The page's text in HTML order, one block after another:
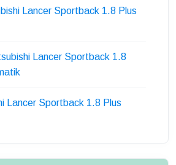
Lancer Sportback 1.8 Plus
Lancer Sportback 1.8
Lancer Sportback 1.8 Plus